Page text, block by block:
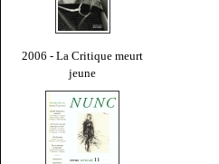
2006 - La Critique meurt
jeune